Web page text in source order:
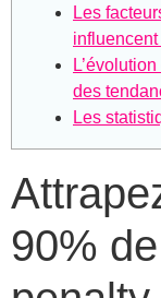
Les
des
Les
90%